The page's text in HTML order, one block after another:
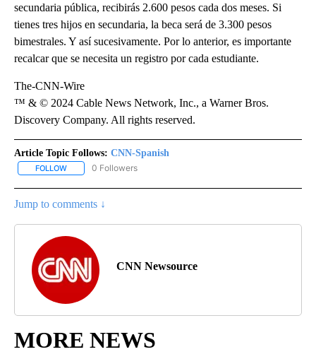
secundaria pública, recibirás 2.600 pesos cada dos meses. Si
tienes tres hijos en secundaria, la beca será de 3.300 pesos
bimestrales. Y así sucesivamente. Por lo anterior, es importante
recalcar que se necesita un registro por cada estudiante.
The-CNN-Wire
™ & © 2024 Cable News Network, Inc., a Warner Bros.
Discovery Company. All rights reserved.
Article Topic Follows: CNN-Spanish
FOLLOW FOLLOW "CNN-SPANISH" TO RECEIVE NOTIFICATIONS ABOUT
0 Followers
Jump to comments ↓
CNN Newsource
MORE NEWS